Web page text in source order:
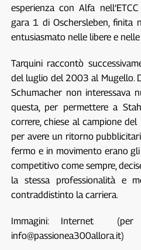
esperienza con Alfa
gara 1 di Oschersleben, finita
entusiasmato nelle libere e
Tarquini raccontò
del luglio del 2003 al Mugello.
Schumacher non interessava
questa, per permettere a
correre, chiese al campione
per avere un ritorno
fermo e in movimento erano
competitivo come sempre,
la stessa professionalità e
contraddistinto la carriera.
Immagini: Internet (per
info@passionea300allora.it)